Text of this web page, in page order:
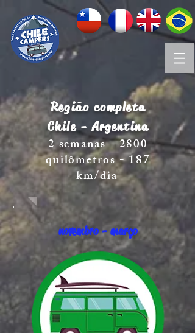
Região completa
Chile - Argentina
2 semanas - 2800
quilômetros - 187
km/dia
novembro - março